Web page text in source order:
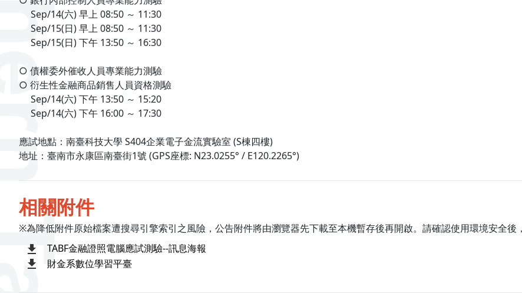
Sep/14(六) 早上 08:50 ～ 11:30
Sep/15(日) 早上 08:50 ～ 11:30
Sep/15(日) 下午 13:50 ～ 16:30
○ 債權委外催收人員專業能力測驗
○ 衍生性金融商品銷售人員資格測驗
Sep/14(六) 下午 13:50 ～ 15:20
Sep/14(六) 下午 16:00 ～ 17:30
應試地點：南臺科技大學 S404企業電子金流實驗室 (S棟四樓)
地址：臺南市永康區南臺街1號 (GPS座標: N23.0255° / E120.2265°)
相關附件
※為降低附件原始檔案遭搜尋引擎索引之風險，公告附件將由瀏覽器先下載至本機暫存後再開啟。請確認使用環境安全後
TABF金融證照電腦應試測驗--訊息海報
財金系數位學習平臺